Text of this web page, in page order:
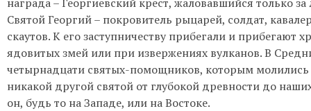
Святой Георгий – покровитель рыцарей, солдат,
скаутов. К его заступничеству прибегали и прибегают
ядовитых змей или при извержениях вулканов. В
четырнадцати святых-помощников, которым
никакой другой святой от глубокой древности до
он, будь то на Западе, или на Востоке.